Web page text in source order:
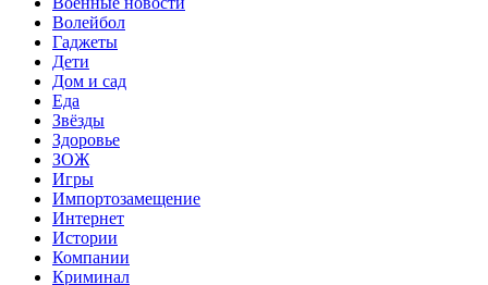
Волейбол
Гаджеты
Дети
Дом и сад
Еда
Звёзды
Здоровье
ЗОЖ
Игры
Импортозамещение
Интернет
Истории
Компании
Криминал